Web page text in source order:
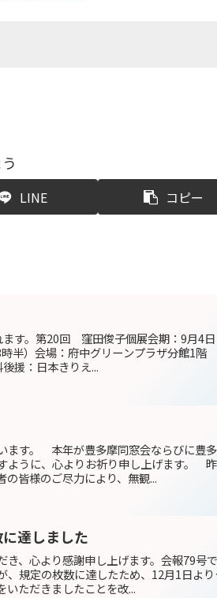
LINE コピー
す。第20回 窪田俊子個展会期：9月4日
半）会場：府中グリーンプラザ分館1
援：日本きりえ...
す。 本年が豊多摩同窓会ならびに豊
うに、心よりお祈り申し上げます。 昨
皆様のご尽力により、無観...
達しました
、心より感謝申し上げます。会報79号
規定の枚数に達したため、12月1日よ
いただきましたことを改...